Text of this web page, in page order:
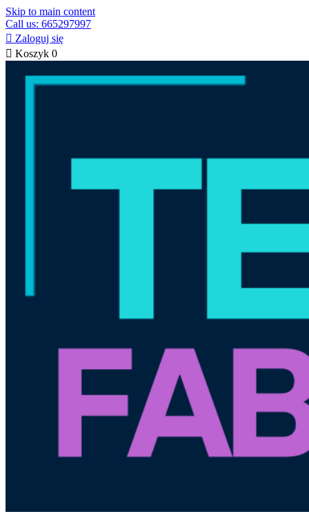
Skip to main content
Call us: 665297997
 Zaloguj się
 Koszyk 0